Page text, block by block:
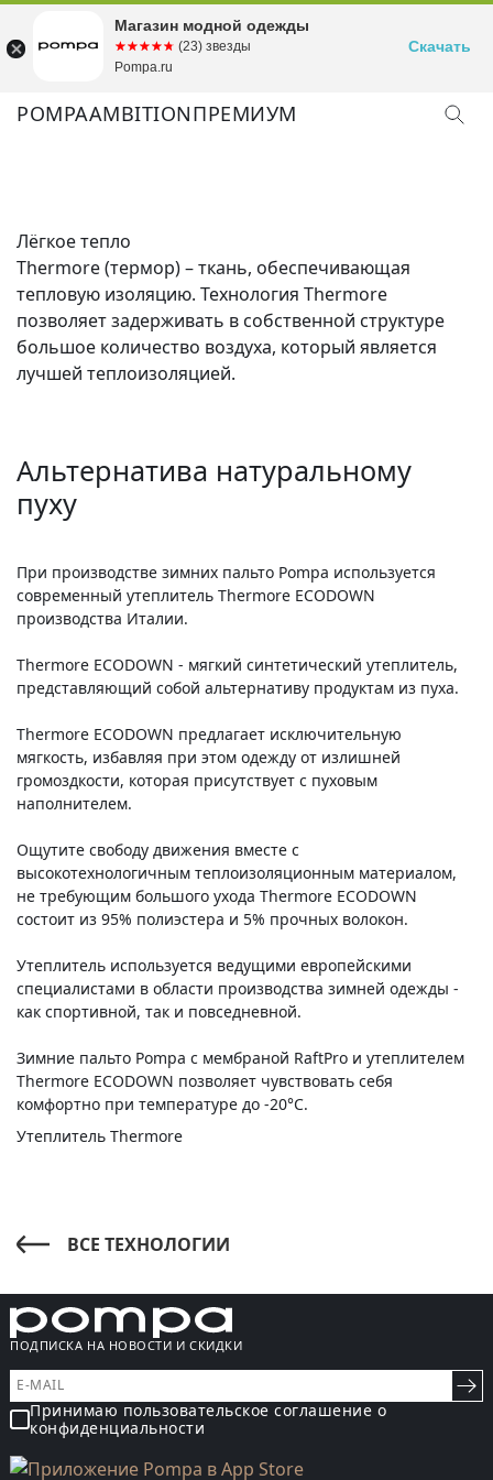
POMPAAMBITIONПРЕМИУМ
Лёгкое тепло
Thermore (термор) – ткань, обеспечивающая
тепловую изоляцию. Технология Thermore
позволяет задерживать в собственной структуре
большое количество воздуха, который является
лучшей теплоизоляцией.
Альтернатива натуральному
пуху
При производстве зимних пальто Pompa используется
современный утеплитель Thermore ECODOWN
производства Италии.
Thermore ECODOWN - мягкий синтетический утеплитель,
представляющий собой альтернативу продуктам из пуха.
Thermore ECODOWN предлагает исключительную
мягкость, избавляя при этом одежду от излишней
громоздкости, которая присутствует с пуховым
наполнителем.
Ощутите свободу движения вместе с
высокотехнологичным теплоизоляционным материалом,
не требующим большого ухода Thermore ECODOWN
состоит из 95% полиэстера и 5% прочных волокон.
Утеплитель используется ведущими европейскими
специалистами в области производства зимней одежды -
как спортивной, так и повседневной.
Зимние пальто Pompa c мембраной RaftPro и утеплителем
Thermore ECODOWN позволяет чувствовать себя
комфортно при температуре до -20°С.
Утеплитель Thermore
ВСЕ ТЕХНОЛОГИИ
ПОДПИСКА НА НОВОСТИ И СКИДКИ
Принимаю пользовательское соглашение о
конфиденциальности
Магазин модной одежды
☆☆☆☆☆
★★★★★ (23) звезды
Pompa.ru
Скачать